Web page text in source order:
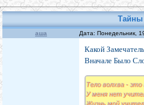
аша Дата: Понедельник,
Какой
Вначале Было
Тело волхва - это
У меня нет
Жизнь мой